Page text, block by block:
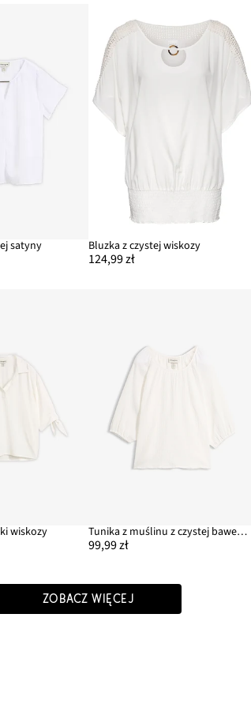
satyny Bluzka z czystej wiskozy
124,99 zł
wiskozy Tunika z muślinu z czystej bawełny
99,99 zł
ZOBACZ WIĘCEJ